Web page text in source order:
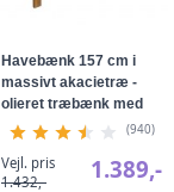
Havebænk 157 cm i
massivt akacietræ -
olieret træbænk med
ryglæn og armlæn (940)
Vejl. pris
1.432,-
1.389,-